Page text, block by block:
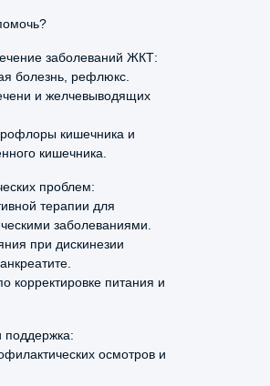
заболеваний ЖКТ:
болезнь, рефлюкс.
и желчевыводящих
кишечника и
кишечника.
проблем:
терапии для
заболеваниями.
при дискинезии
корректировке питания и
поддержка:
осмотров и
врача-
700 ₽
с 40
с головными
Назначила
для выявления
необходимое
обращался к
центре,
подобрано
2026